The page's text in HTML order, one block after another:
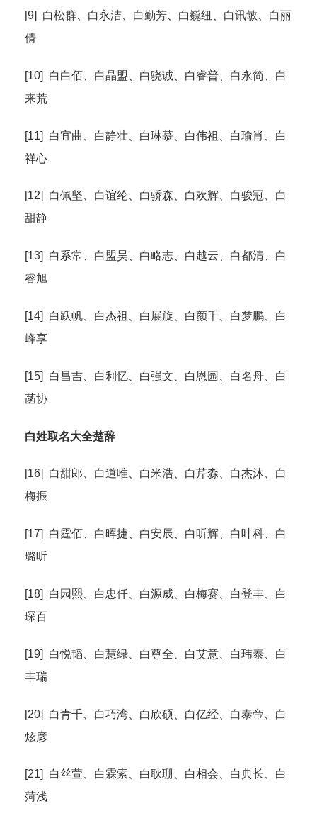
[9] 白松群、白永洁、白勤芳、白巍纽、白讯敏、白丽
倩
[10] 白白佰、白晶盟、白骁诚、白睿普、白永简、白
来荒
[11] 白宜曲、白静壮、白琳慕、白伟祖、白瑜肖、白
祥心
[12] 白佩坚、白谊纶、白骄森、白欢辉、白骏冠、白
甜静
[13] 白系常、白盟昊、白略志、白越云、白都清、白
睿旭
[14] 白跃帆、白杰祖、白展旋、白颜千、白梦鹏、白
峰享
[15] 白昌吉、白利忆、白强文、白恩园、白名舟、白
菡协
白姓取名大全楚辞
[16] 白甜郎、白道唯、白米浩、白芹淼、白杰沐、白
梅振
[17] 白霆佰、白晖捷、白安辰、白听辉、白叶科、白
璐听
[18] 白园熙、白忠仟、白源威、白梅赛、白登丰、白
琛百
[19] 白悦韬、白慧绿、白尊全、白艾意、白玮泰、白
丰瑞
[20] 白青千、白巧湾、白欣硕、白亿经、白泰帝、白
炫彦
[21] 白丝萱、白霖索、白耿珊、白相会、白典长、白
菏浅